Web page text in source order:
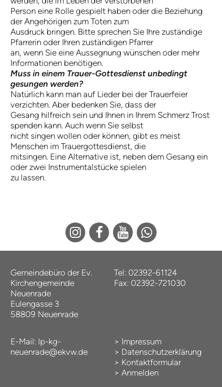
Person eine Rolle gespielt haben oder die Beziehung
der Angehörigen zum Toten zum
Ausdruck bringen. Bitte sprechen Sie Ihre zuständige
Pfarrerin oder Ihren zuständigen Pfarrer
an, wenn Sie eine Aussegnung wünschen oder mehr
Informationen benötigen.
Muss in einem Trauer-Gottesdienst unbedingt
gesungen werden?
Natürlich kann man auf Lieder bei der Trauerfeier
verzichten. Aber bedenken Sie, dass der
Gesang hilfreich sein und Ihnen in Ihrem Schmerz Trost
spenden kann. Auch wenn Sie selbst
nicht singen wollen oder können, gibt es meist
Menschen im Trauergottesdienst, die
mitsingen. Eine Alternative ist, neben dem Gesang ein
oder zwei Instrumentalstücke spielen
zu lassen.
Gemeindebüro der Ev.
Kirchengemeinde
Neuenrade
Eulengasse 3
58809 Neuenrade
Tel: 02392-61124
Fax: 02392-721030
E-Mail: lp-kg-
neuenrade@ekvw.de
> Impressum
> Datenschutzerklärung
> Kontaktformular
>Anmelden